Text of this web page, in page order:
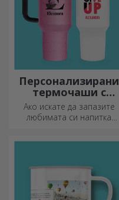
Персонализирани
термочаши с
дръжка и сламка
Ако искате да запазите
любимата си напитка
е идеална за такива случаи.